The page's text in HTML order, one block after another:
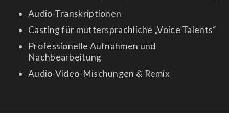
Audio-Transkriptionen
Casting für muttersprachliche „Voice Talents“
Professionelle Aufnahmen und
Nachbearbeitung
Audio-Video-Mischungen & Remix